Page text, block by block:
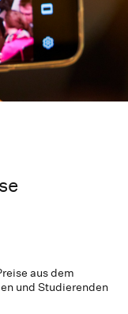
aus dem
und Studierenden